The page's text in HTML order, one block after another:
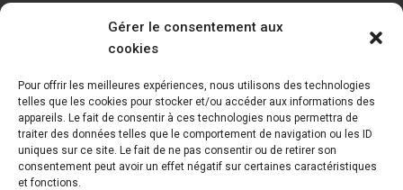
Gérer le consentement aux
cookies
Pour offrir les meilleures expériences, nous utilisons des technologies
telles que les cookies pour stocker et/ou accéder aux informations des
appareils. Le fait de consentir à ces technologies nous permettra de
traiter des données telles que le comportement de navigation ou les ID
uniques sur ce site. Le fait de ne pas consentir ou de retirer son
consentement peut avoir un effet négatif sur certaines caractéristiques
et fonctions.